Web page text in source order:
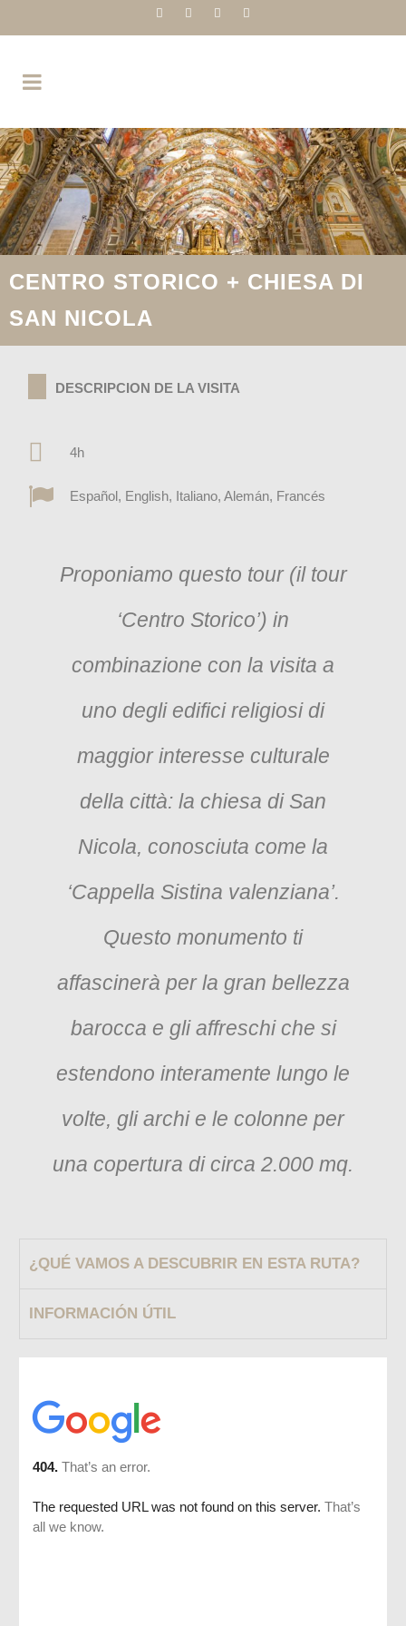
CENTRO STORICO + CHIESA DI
SAN NICOLA
DESCRIPCION DE LA VISITA
4h
Español, English, Italiano, Alemán, Francés
Proponiamo questo tour (il tour
‘Centro Storico’) in
combinazione con la visita a
uno degli edifici religiosi di
maggior interesse culturale
della città: la chiesa di San
Nicola, conosciuta come la
‘Cappella Sistina valenziana’.
Questo monumento ti
affascinerà per la gran bellezza
barocca e gli affreschi che si
estendono interamente lungo le
volte, gli archi e le colonne per
una copertura di circa 2.000 mq.
¿QUÉ VAMOS A DESCUBRIR EN ESTA RUTA?
INFORMACIÓN ÚTIL